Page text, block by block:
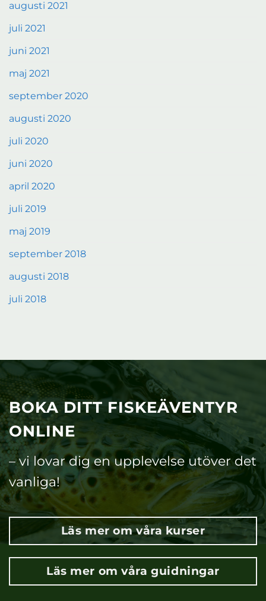
augusti 2021
juli 2021
juni 2021
maj 2021
september 2020
augusti 2020
juli 2020
juni 2020
april 2020
juli 2019
maj 2019
september 2018
augusti 2018
juli 2018
BOKA DITT FISKEÄVENTYR
ONLINE
– vi lovar dig en upplevelse utöver det
vanliga!
Läs mer om våra kurser
Läs mer om våra guidningar